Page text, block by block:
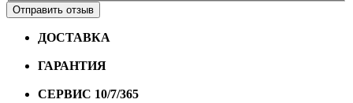
Отправить отзыв
ДОСТАВКА
ГАРАНТИЯ
СЕРВИС 10/7/365